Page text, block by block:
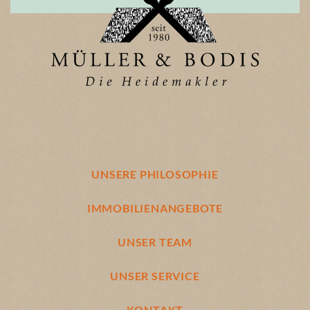
UNSERE PHILOSOPHIE
IMMOBILIENANGEBOTE
UNSER TEAM
UNSER SERVICE